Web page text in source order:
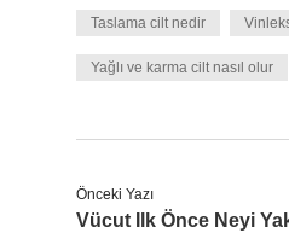
Taslama cilt nedir
Yağlı ve karma cilt nasıl olur
Önceki Yazı
Vücut Ilk Önce Neyi